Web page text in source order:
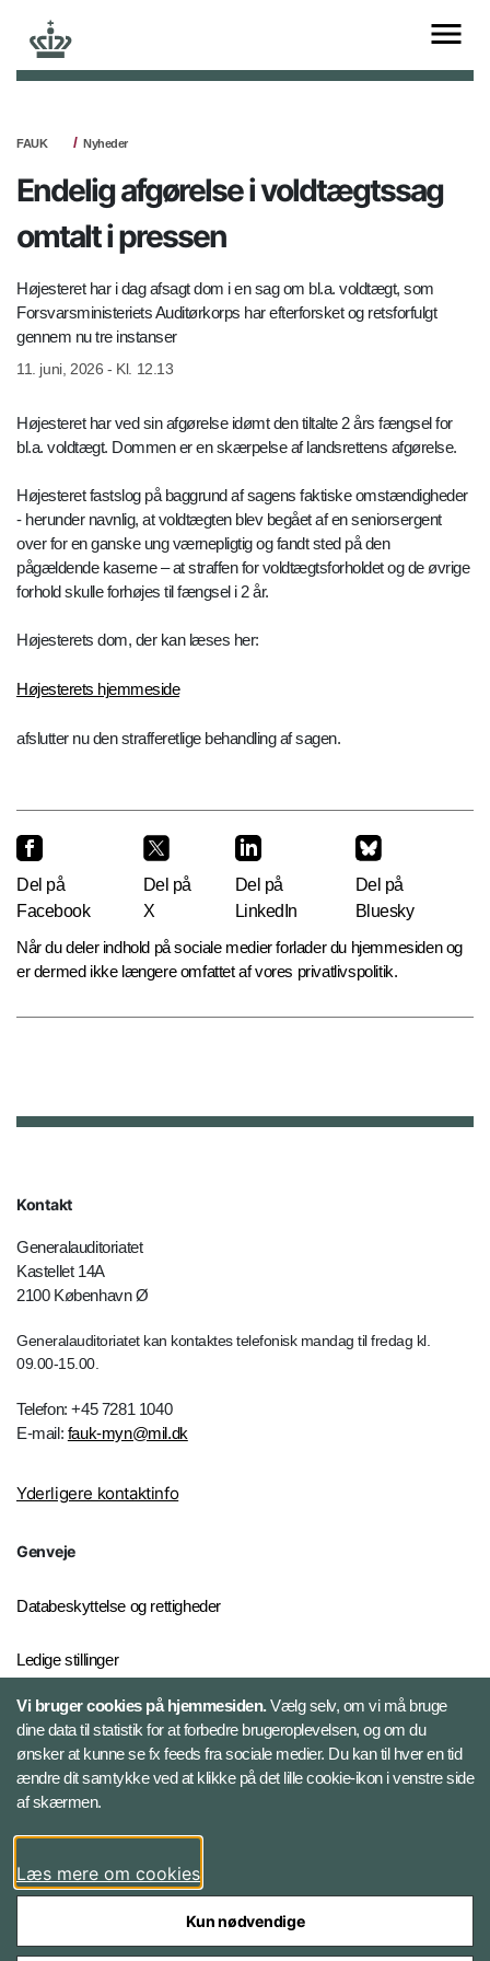
FAUK Nyheder
Endelig afgørelse i voldtægtssag
omtalt i pressen
Højesteret har i dag afsagt dom i en sag om bl.a. voldtægt, som
Forsvarsministeriets Auditørkorps har efterforsket og retsforfulgt
gennem nu tre instanser
11. juni, 2026 - Kl. 12.13
Højesteret har ved sin afgørelse idømt den tiltalte 2 års fængsel for
bl.a. voldtægt. Dommen er en skærpelse af landsrettens afgørelse.
Højesteret fastslog på baggrund af sagens faktiske omstændigheder
- herunder navnlig, at voldtægten blev begået af en seniorsergent
over for en ganske ung værnepligtig og fandt sted på den
pågældende kaserne – at straffen for voldtægtsforholdet og de øvrige
forhold skulle forhøjes til fængsel i 2 år.
Højesterets dom, der kan læses her:
Højesterets hjemmeside
afslutter nu den strafferetlige behandling af sagen.
Del på
Facebook
Del på
X
Del på
LinkedIn
Del på
Bluesky
Når du deler indhold på sociale medier forlader du hjemmesiden og
er dermed ikke længere omfattet af vores privatlivspolitik.
Kontakt
Generalauditoriatet
Kastellet 14A
2100 København Ø
Generalauditoriatet kan kontaktes telefonisk mandag til fredag kl.
09.00-15.00.
Telefon: +45 7281 1040
E-mail: fauk-myn@mil.dk
Yderligere kontaktinfo
Genveje
Databeskyttelse og rettigheder
Ledige stillinger
Whistleblowerordningen
Følg Forsvarsministeriets Auditørkorps
LinkedIn
Vi bruger cookies på hjemmesiden.Vælg selv, om vi må bruge
dine data til statistik for at forbedre brugeroplevelsen, og om du
ønsker at kunne se fx feeds fra sociale medier. Du kan til hver en tid
ændre dit samtykke ved at klikke på det lille cookie-ikon i venstre side
af skærmen.
Læs mere om cookies
Kun nødvendige